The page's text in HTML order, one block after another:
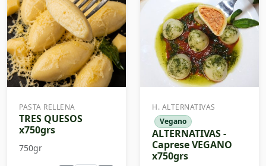
PASTA RELLENA
TRES QUESOS
x750grs
750gr
H. ALTERNATIVAS
Vegano
ALTERNATIVAS -
Caprese VEGANO
x750grs